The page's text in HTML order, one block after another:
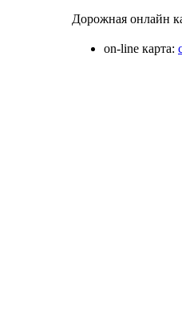
Дорожная онлайн
on-line карта: